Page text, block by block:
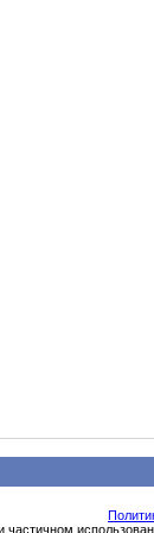
частичном